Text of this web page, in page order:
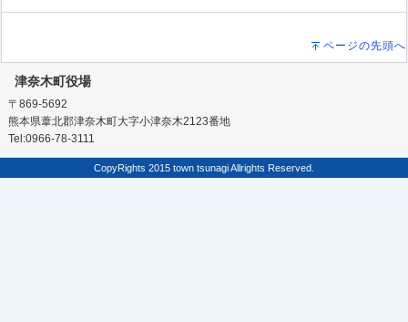
ページの先頭へ
津奈木町役場
〒869-5692
熊本県葦北郡津奈木町大字小津奈木2123番地
Tel:0966-78-3111
CopyRights 2015 town tsunagi Allrights Reserved.